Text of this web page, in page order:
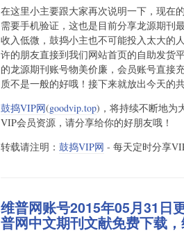
在这里小主要跟大家再次说明一下，现在
需要手机验证，这也是目前分享龙源期刊
收入低微，鼓捣小主也不可能投入太大的
许的朋友直接到我们网站首页的自助发货
的龙源期刊账号物美价廉，会员账号直接
质不是一般的好哦！接下来就放出今天的
鼓捣VIP网(goodvip.top)，将持续不断地为
VIP会员资源，请分享给你的好朋友哦！
转载请注明： 鼓捣VIP网 - 每天定时分享
维普网账号2015年05月31日
普网中文期刊文献免费下载